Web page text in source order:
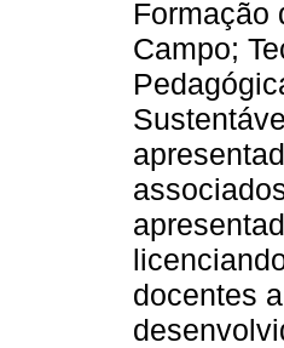
Formação
Campo;
docentes